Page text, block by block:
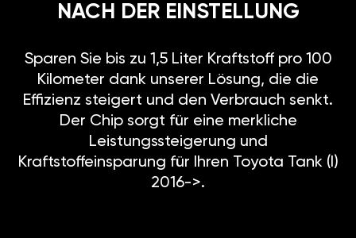
NACH DER EINSTELLUNG
Sparen Sie bis zu 1,5 Liter Kraftstoff pro 100
Kilometer dank unserer Lösung, die die
Effizienz steigert und den Verbrauch senkt.
Der Chip sorgt für eine merkliche
Leistungssteigerung und
Kraftstoffeinsparung für Ihren Toyota Tank (I)
2016->.